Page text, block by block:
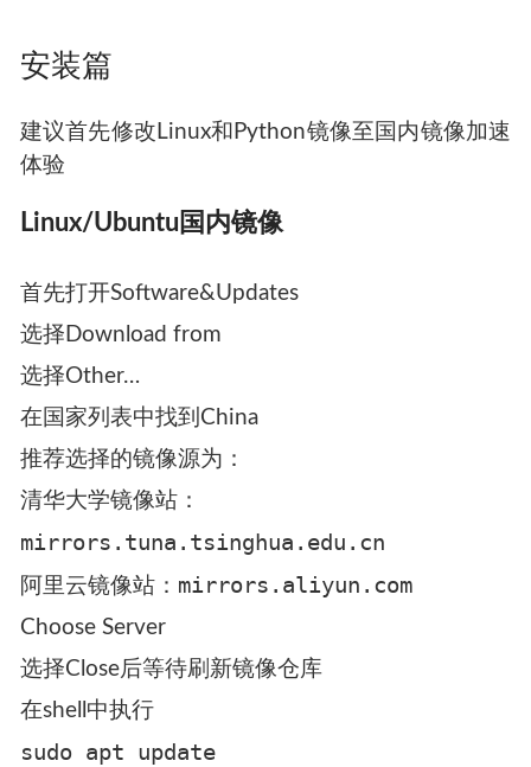
安装篇
建议首先修改Linux和Python镜像至国内镜像加速
体验
Linux/Ubuntu国内镜像
首先打开Software&Updates
选择Download from
选择Other…
在国家列表中找到China
推荐选择的镜像源为：
清华大学镜像站：
mirrors.tuna.tsinghua.edu.cn
阿里云镜像站： mirrors.aliyun.com
Choose Server
选择Close后等待刷新镜像仓库
在shell中执行
sudo apt update